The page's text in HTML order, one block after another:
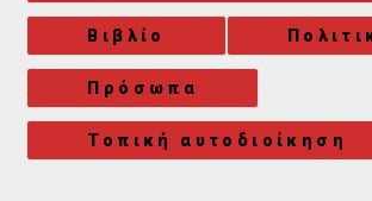
Βιβλίο
Πρόσωπα
Τοπική αυτοδιοίκηση